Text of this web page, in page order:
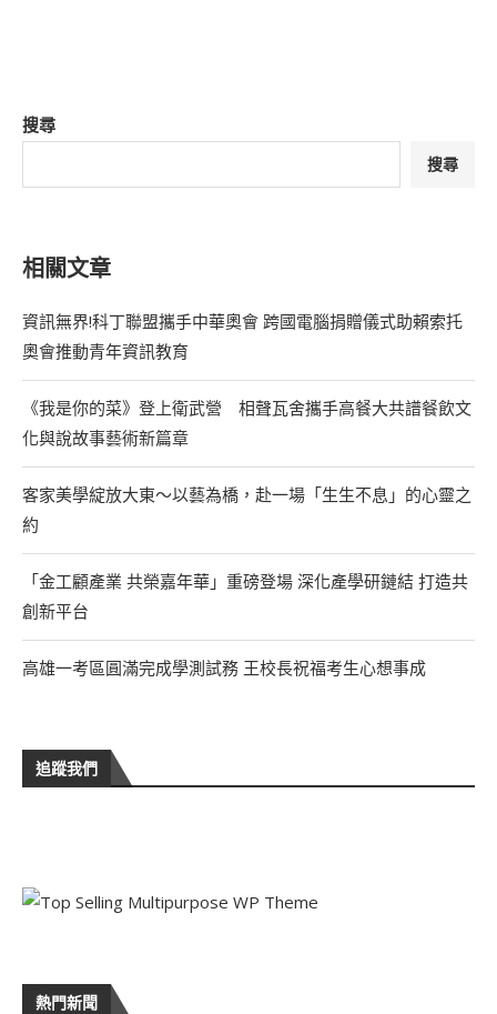
搜尋
搜尋
相關文章
資訊無界!科丁聯盟攜手中華奧會 跨國電腦捐贈儀式助賴索托
奧會推動青年資訊教育
《我是你的菜》登上衛武營 相聲瓦舍攜手高餐大共譜餐飲文
化與說故事藝術新篇章
客家美學綻放大東～以藝為橋，赴一場「生生不息」的心靈之
約
「金工顧產業 共榮嘉年華」重磅登場 深化產學研鏈結 打造共
創新平台
高雄一考區圓滿完成學測試務 王校長祝福考生心想事成
追蹤我們
熱門新聞